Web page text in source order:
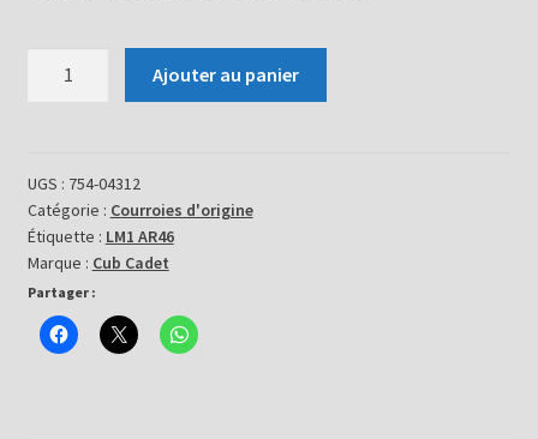
04312
Ajouter au panier
UGS : 754-04312
Catégorie : Courroies d'origine
Étiquette : LM1 AR46
Marque : Cub Cadet
Partager :